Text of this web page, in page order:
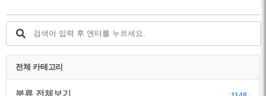
전체 카테고리
분류 전체보기